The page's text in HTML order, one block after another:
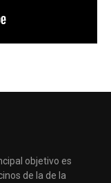
objetivo es
de la de la